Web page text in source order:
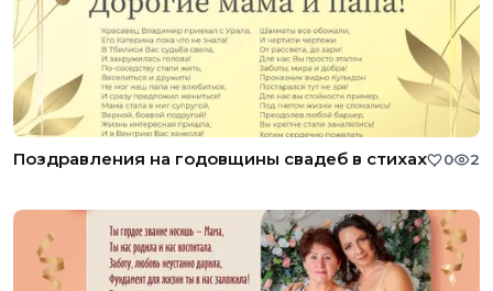
Поздравления на годовщины свадеб в стихах 0 2